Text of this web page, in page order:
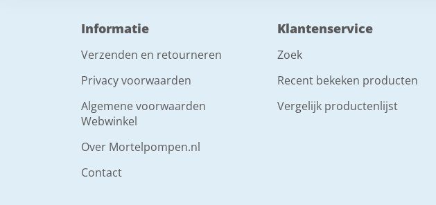
Informatie
Verzenden en retourneren
Privacy voorwaarden
Algemene voorwaarden
Webwinkel
Over Mortelpompen.nl
Contact
Klantenservice
Zoek
Recent bekeken producten
Vergelijk productenlijst